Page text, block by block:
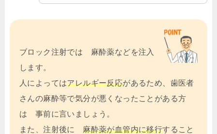
ブロック注射では 麻酔薬などを注入
します。
人によってはアレルギー反応があるため、歯医者
さんの麻酔等で気分が悪くなったことがある方
は 事前に言いましょう。
また、注射後に麻酔薬が血管内に移行すること